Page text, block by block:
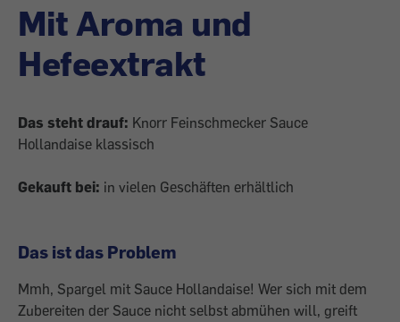
Mit Aroma und
Hefeextrakt
Das steht drauf: Knorr Feinschmecker Sauce
Hollandaise klassisch
Gekauft bei: in vielen Geschäften erhältlich
Das ist das Problem
Mmh, Spargel mit Sauce Hollandaise! Wer sich mit dem
Zubereiten der Sauce nicht selbst abmühen will, greift